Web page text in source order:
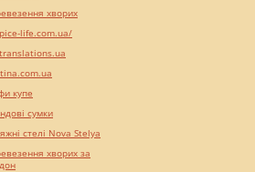
хворих
life.com.ua/
купе
сумки
стелі Nova Stelya
хворих за